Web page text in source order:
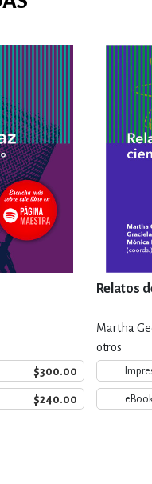
$300.00
$240.00
Relatos
Martha
otros